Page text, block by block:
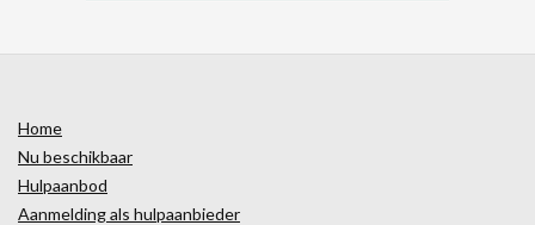
Home
Nu beschikbaar
Hulpaanbod
Aanmelding als hulpaanbieder